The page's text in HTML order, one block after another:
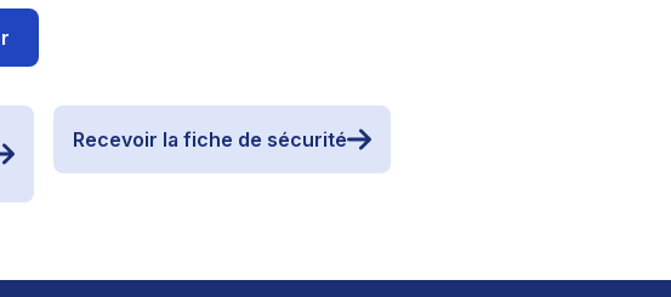
Recevoir la fiche de sécurité